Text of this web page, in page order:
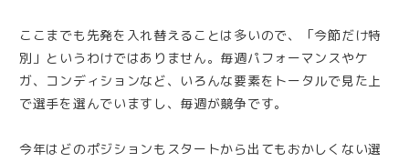
ここまでも先発を入れ替えることは多いので、「今節だけ特
別」というわけではありません。毎週パフォーマンスやケ
ガ、コンディションなど、いろんな要素をトータルで見た上
で選手を選んでいますし、毎週が競争です。
今年はどのポジションもスタートから出てもおかしくない選